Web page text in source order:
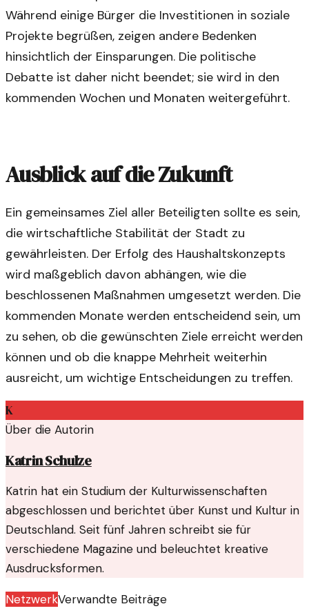
Während einige Bürger die Investitionen in soziale
Projekte begrüßen, zeigen andere Bedenken
hinsichtlich der Einsparungen. Die politische
Debatte ist daher nicht beendet; sie wird in den
kommenden Wochen und Monaten weitergeführt.
Ausblick auf die Zukunft
Ein gemeinsames Ziel aller Beteiligten sollte es sein,
die wirtschaftliche Stabilität der Stadt zu
gewährleisten. Der Erfolg des Haushaltskonzepts
wird maßgeblich davon abhängen, wie die
beschlossenen Maßnahmen umgesetzt werden. Die
kommenden Monate werden entscheidend sein, um
zu sehen, ob die gewünschten Ziele erreicht werden
können und ob die knappe Mehrheit weiterhin
ausreicht, um wichtige Entscheidungen zu treffen.
K
Über die Autorin
Katrin Schulze
Katrin hat ein Studium der Kulturwissenschaften
abgeschlossen und berichtet über Kunst und Kultur in
Deutschland. Seit fünf Jahren schreibt sie für
verschiedene Magazine und beleuchtet kreative
Ausdrucksformen.
NetzwerkVerwandte Beiträge